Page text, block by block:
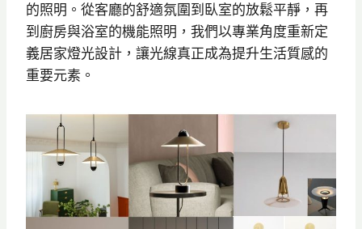
的照明。從客廳的舒適氛圍到臥室的放鬆平靜，再
到廚房與浴室的機能照明，我們以專業角度重新定
義居家燈光設計，讓光線真正成為提升生活質感的
重要元素。